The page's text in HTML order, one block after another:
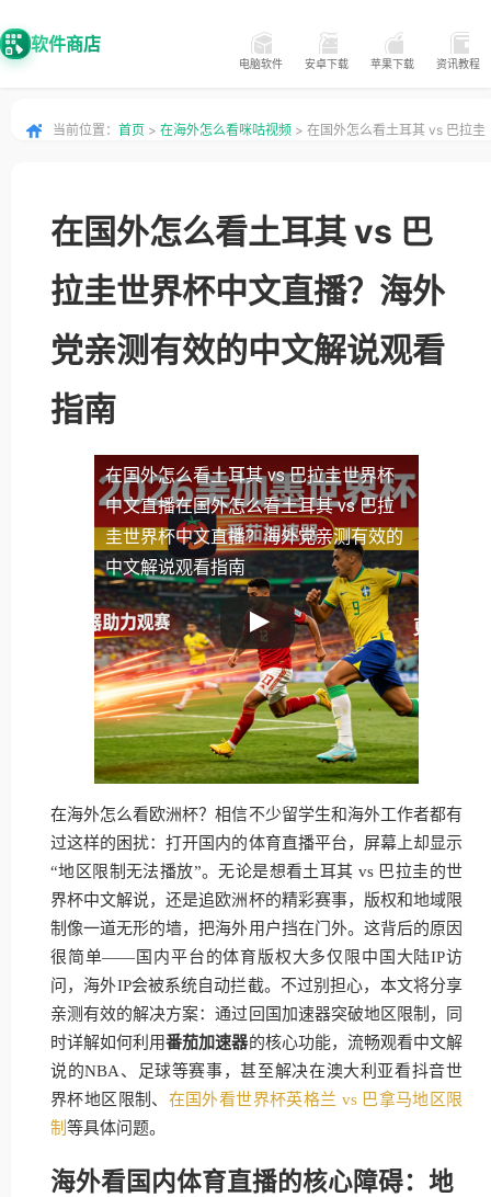
软件商店
电脑软件 安卓下载 苹果下载 资讯教程
当前位置： 首页 > 在海外怎么看咪咕视频 > 在国外怎么看土耳其 vs 巴拉圭
在国外怎么看土耳其 vs 巴
拉圭世界杯中文直播？海外
党亲测有效的中文解说观看
指南
在国外怎么看土耳其 vs 巴拉圭世界杯
中文直播在国外怎么看土耳其 vs 巴拉
圭世界杯中文直播？海外党亲测有效的
中文解说观看指南
在海外怎么看欧洲杯？相信不少留学生和海外工作者都有
过这样的困扰：打开国内的体育直播平台，屏幕上却显示
“地区限制无法播放”。无论是想看土耳其 vs 巴拉圭的世
界杯中文解说，还是追欧洲杯的精彩赛事，版权和地域限
制像一道无形的墙，把海外用户挡在门外。这背后的原因
很简单——国内平台的体育版权大多仅限中国大陆IP访
问，海外IP会被系统自动拦截。不过别担心，本文将分享
亲测有效的解决方案：通过回国加速器突破地区限制，同
时详解如何利用番茄加速器的核心功能，流畅观看中文解
说的NBA、足球等赛事，甚至解决在澳大利亚看抖音世
界杯地区限制、 在国外看世界杯英格兰 vs 巴拿马地区限
制等具体问题。
海外看国内体育直播的核心障碍：地